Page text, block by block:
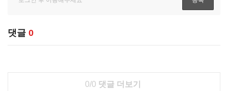
댓글 0
0/0 댓글 더보기